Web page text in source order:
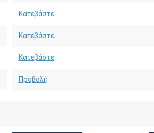
Κατεβάστε
Κατεβάστε
Κατεβάστε
Προβολή